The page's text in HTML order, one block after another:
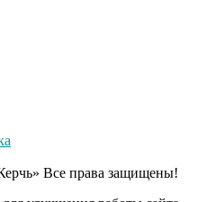
Все права защищены!